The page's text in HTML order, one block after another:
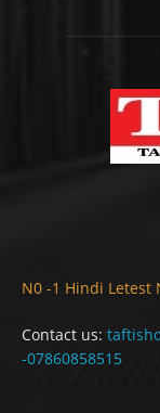
N0 -1 Hindi Letest
Contact us:
-07860858515